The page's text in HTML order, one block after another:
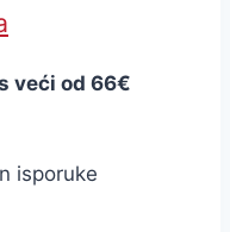
veći od 66€
isporuke